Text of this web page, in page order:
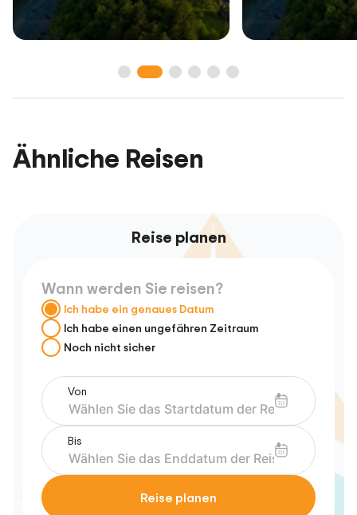
Ähnliche Reisen
Reise planen
Wann werden Sie reisen?
Ich habe ein genaues Datum
Ich habe einen ungefähren Zeitraum
Noch nicht sicher
Von
Bis
Reise planen